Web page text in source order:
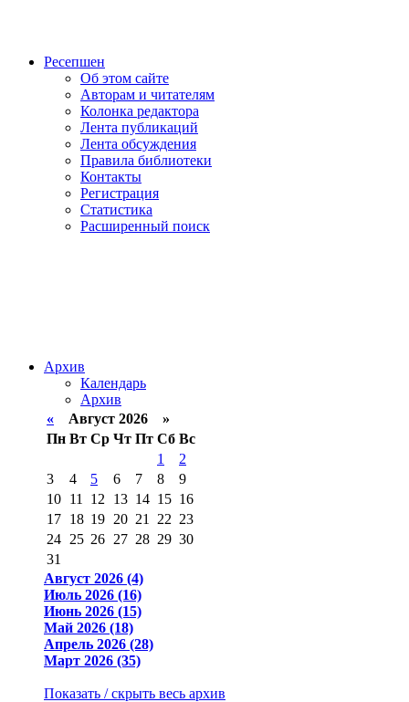
Ресепшен
Об этом сайте
Авторам и читателям
Колонка редактора
Лента публикаций
Лента обсуждения
Правила библиотеки
Контакты
Регистрация
Статистика
Расширенный поиск
Архив
Календарь
Архив
« Август 2026 »
Пн Вт Ср Чт Пт Сб Вс
1
2
3
4 5 6 7 8
9
10 11 12 13 14 15 16
17 18 19 20 21 22 23
24 25 26 27 28 29 30
31
Август 2026 (4)
Июль 2026 (16)
Июнь 2026 (15)
Май 2026 (18)
Апрель 2026 (28)
Март 2026 (35)
Показать / скрыть весь архив